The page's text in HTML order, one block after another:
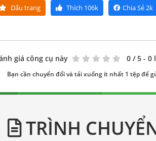
Dấu trang Thích 106k Chia Sẻ2k
giá công cụ này 0 / 5 - 0
Bạn cần chuyển đổi và tải xuống ít nhất 1 tệp để
TRÌNH